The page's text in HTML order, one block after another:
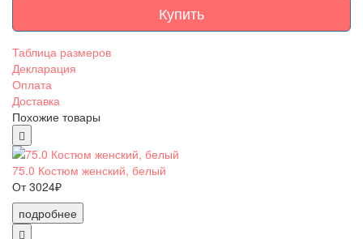
Купить
Таблица размеров
Декларация
Оплата
Доставка
Похожие товары
75.0 Костюм женский, белый
От 3024₽
подробнее